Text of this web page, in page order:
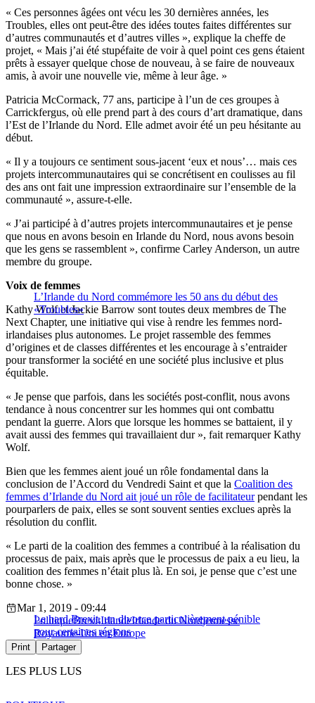
« Ces personnes âgées ont vécu les 30 dernières années, les
Troubles, elles ont peut-être des idées toutes faites différentes sur
d’autres communautés et d’autres villes », explique la cheffe de
projet, « Mais j’ai été stupéfaite de voir à quel point ces gens étaient
prêts à essayer quelque chose de nouveau, à se faire de nouveaux
amis, à avoir une nouvelle vie, même à leur âge. »
Patricia McCormack, 77 ans, participe à l’un de ces groupes à
Carrickfergus, où elle prend part à des cours d’art dramatique, dans
l’Est de l’Irlande du Nord. Elle admet avoir été un peu hésitante au
début.
« Il y a toujours ce sentiment sous-jacent ‘eux et nous’… mais ces
projets intercommunautaires qui se concrétisent en coulisses au fil
des ans ont fait une impression extraordinaire sur l’ensemble de la
communauté », assure-t-elle.
« J’ai participé à d’autres projets intercommunautaires et je pense
que nous en avons besoin en Irlande du Nord, nous avons besoin
que les gens se rassemblent », confirme Carley Anderson, un autre
membre du groupe.
L’Irlande du Nord commémore les 50 ans du début des
«Troubles»
Voix de femmes
Kathy Wolf et Jackie Barrow sont toutes deux membres de The
Next Chapter, une initiative qui vise à rendre les femmes nord-
irlandaises plus autonomes. Le projet rassemble des femmes
d’origines et de classes différentes et les encourage à s’entraider
pour transformer la société en une société plus inclusive et plus
équitable.
« Je pense que parfois, dans les sociétés post-conflit, nous avons
tendance à nous concentrer sur les hommes qui ont combattu
pendant la guerre. Alors que lorsque les hommes se battaient, il y
avait aussi des femmes qui travaillaient dur », fait remarquer Kathy
Wolf.
Bien que les femmes aient joué un rôle fondamental dans la
conclusion de l’Accord du Vendredi Saint et que la Coalition des
femmes d’Irlande du Nord ait joué un rôle de facilitateurpendant les
pourparlers de paix, elles se sont souvent senties exclues après la
résolution du conflit.
« Le parti de la coalition des femmes a contribué à la réalisation du
processus de paix, mais après que le processus de paix a eu lieu, la
coalition des femmes n’était plus là. En soi, je pense que c’est une
bonne chose. »
Le hard Brexit, un divorce particulièrement pénible
pour certaines régions
Mar 1, 2019 - 09:44
PolitiqueBrexitIrlandeIrlande du Nordjeunesse
Royaume-Uni en Europe
Print Partager
LES PLUS LUS